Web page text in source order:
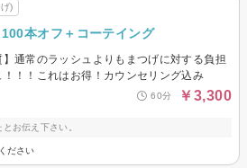
)
本オフ＋コーテイング
通常のラッシュよりもまつげに対する負担
！！これはお得！カウンセリング込み
60分 ￥3,300
お伝え下さい。
ださい